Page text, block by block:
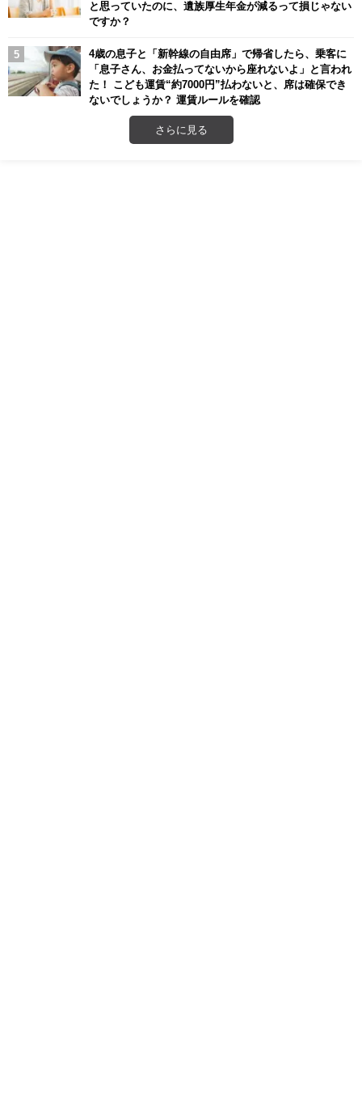
と思っていたのに、遺族厚生年金が減るって損じゃない
ですか？
4歳の息子と「新幹線の自由席」で帰省したら、乗客に
「息子さん、お金払ってないから座れないよ」と言われ
た！ こども運賃“約7000円”払わないと、席は確保でき
ないでしょうか？ 運賃ルールを確認
さらに見る